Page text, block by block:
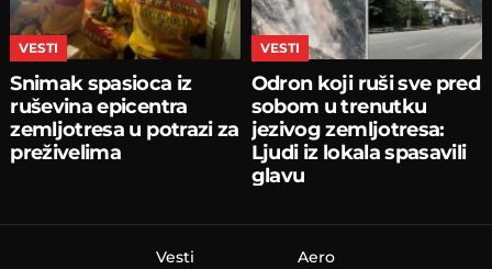
VESTI
Snimak spasioca iz
ruševina epicentra
zemljotresa u potrazi za
preživelima
VESTI
Odron koji ruši sve pred
sobom u trenutku
jezivog zemljotresa:
Ljudi iz lokala spasavili
glavu
Vesti Aero